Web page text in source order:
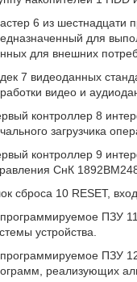
6 из шестнадцати
для
для внешних
7 видеоданных
видео и
контроллер 8
загрузчика
контроллер 9
СнК
сброса 10 RESET,
ПЗУ
устройства.
ПЗУ
реализующих